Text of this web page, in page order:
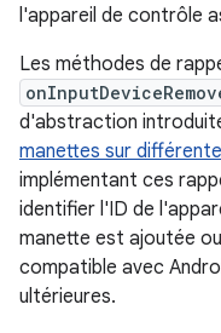
l'appareil de contrôle
Les méthodes de
d'abstraction
manettes sur
implémentant ces
identifier l'ID de
manette est ajoutée
compatible avec
ultérieures.